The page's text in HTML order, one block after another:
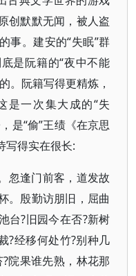
创默默无闻，被人盗
事。建安的“失眠”群
是阮籍的“夜中不能
。阮籍写得更精炼，
是一次集大成的“失
是“偷”王绩《在京思
写得实在很长:
忽逢门前客，道发故
。殷勤访朋旧，屈曲
台?旧园今在否?新树
?经移何处竹?别种几
院果谁先熟，林花那